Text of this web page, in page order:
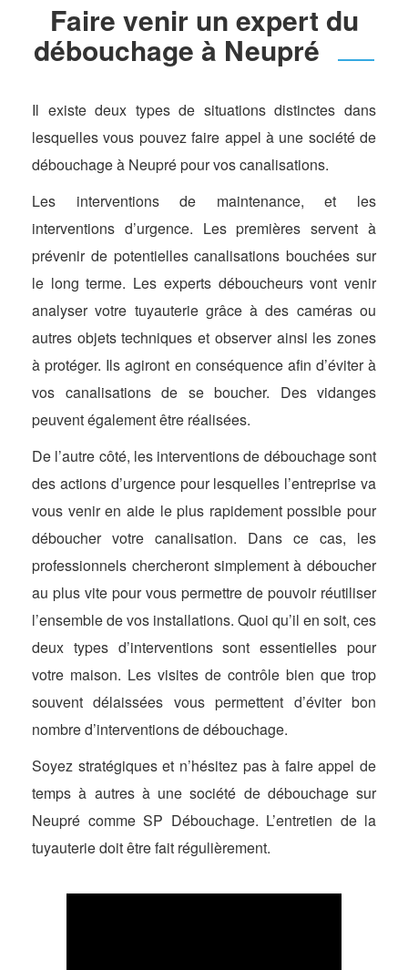
Faire venir un expert du
débouchage à Neupré
Il existe deux types de situations distinctes dans
lesquelles vous pouvez faire appel à une société de
débouchage à Neupré pour vos canalisations.
Les interventions de maintenance, et les
interventions d’urgence. Les premières servent à
prévenir de potentielles canalisations bouchées sur
le long terme. Les experts déboucheurs vont venir
analyser votre tuyauterie grâce à des caméras ou
autres objets techniques et observer ainsi les zones
à protéger. Ils agiront en conséquence afin d’éviter à
vos canalisations de se boucher. Des vidanges
peuvent également être réalisées.
De l’autre côté, les interventions de débouchage sont
des actions d’urgence pour lesquelles l’entreprise va
vous venir en aide le plus rapidement possible pour
déboucher votre canalisation. Dans ce cas, les
professionnels chercheront simplement à déboucher
au plus vite pour vous permettre de pouvoir réutiliser
l’ensemble de vos installations. Quoi qu’il en soit, ces
deux types d’interventions sont essentielles pour
votre maison. Les visites de contrôle bien que trop
souvent délaissées vous permettent d’éviter bon
nombre d’interventions de débouchage.
Soyez stratégiques et n’hésitez pas à faire appel de
temps à autres à une société de débouchage sur
Neupré comme SP Débouchage. L’entretien de la
tuyauterie doit être fait régulièrement.